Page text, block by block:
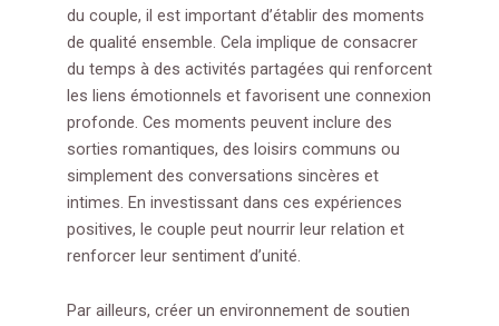
du couple, il est important d’établir des moments
de qualité ensemble. Cela implique de consacrer
du temps à des activités partagées qui renforcent
les liens émotionnels et favorisent une connexion
profonde. Ces moments peuvent inclure des
sorties romantiques, des loisirs communs ou
simplement des conversations sincères et
intimes. En investissant dans ces expériences
positives, le couple peut nourrir leur relation et
renforcer leur sentiment d’unité.
Par ailleurs, créer un environnement de soutien